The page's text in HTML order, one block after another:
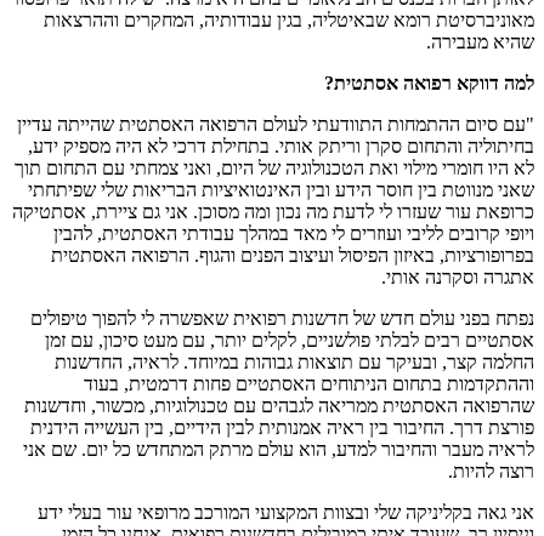
מאוניברסיטת רומא שבאיטליה, בגין עבודותיה, המחקרים וההרצאות
שהיא מעבירה.
למה דווקא רפואה אסתטית?
"עם סיום ההתמחות התוודעתי לעולם הרפואה האסתטית שהייתה עדיין
בחיתוליה והתחום סקרן וריתק אותי. בתחילת דרכי לא היה מספיק ידע,
לא היו חומרי מילוי ואת הטכנולוגיה של היום, ואני צמחתי עם התחום תוך
שאני מנווטת בין חוסר הידע ובין האינטואיציות הבריאות שלי שפיתחתי
כרופאת עור שעזרו לי לדעת מה נכון ומה מסוכן. אני גם ציירת, אסתטיקה
ויופי קרובים לליבי ועוזרים לי מאד במהלך עבודתי האסתטית, להבין
בפרופורציות, באיזון הפיסול ועיצוב הפנים והגוף. הרפואה האסתטית
אתגרה וסקרנה אותי.
נפתח בפני עולם חדש של חדשנות רפואית שאפשרה לי להפוך טיפולים
אסתטיים רבים לבלתי פולשניים, לקלים יותר, עם מעט סיכון, עם זמן
החלמה קצר, ובעיקר עם תוצאות גבוהות במיוחד. לראיה, החדשנות
וההתקדמות בתחום הניתוחים האסתטיים פחות דרמטית, בעוד
שהרפואה האסתטית ממריאה לגבהים עם טכנולוגיות, מכשור, וחדשנות
פורצת דרך. החיבור בין ראיה אמנותית לבין הידיים, בין העשייה הידנית
לראיה מעבר והחיבור למדע, הוא עולם מרתק המתחדש כל יום. שם אני
רוצה להיות.
אני גאה בקליניקה שלי ובצוות המקצועי המורכב מרופאי עור בעלי ידע